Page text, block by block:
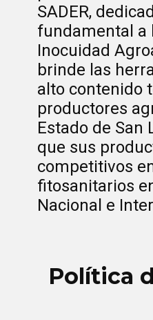
SADER,
fundamental a
Inocuidad
brinde las
alto contenido
productores
Estado de San
que sus
competitivos
fitosanitarios
Nacional e
Política